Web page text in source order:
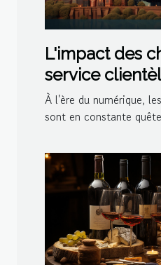
L'impact des
service
entreprises
À l'ère du numérique,
sont en constante